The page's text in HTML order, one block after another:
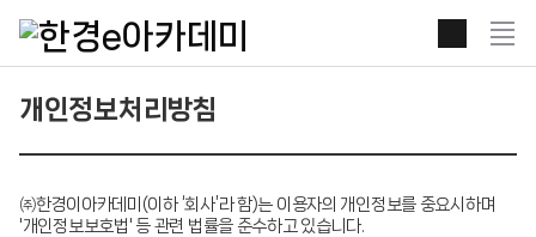
전
개인정보처리방침
㈜한경이아카데미(이하 ‘회사’라 함)는 이용자의 개인정보를 중요시하며
'개인정보보호법' 등 관련 법률을 준수하고 있습니다.